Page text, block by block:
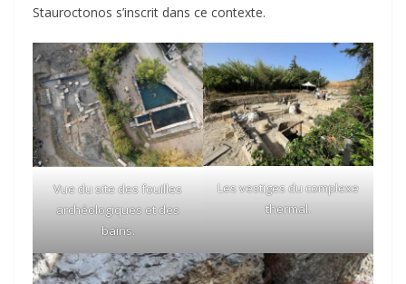
Stauroctonos s’inscrit dans ce contexte.
Vue du site des fouilles
archéologiques et des
bains.
Les vestiges du complexe
thermal.